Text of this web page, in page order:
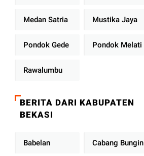
Medan Satria Mustika Jaya
Pondok Gede Pondok Melati
Rawalumbu
BERITA DARI KABUPATEN
BEKASI
Babelan Cabang Bungin